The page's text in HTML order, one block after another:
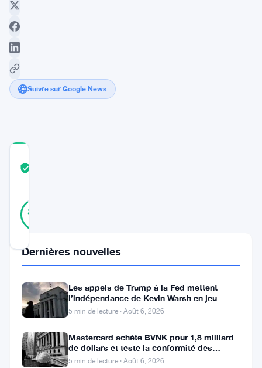
Suivre sur Google News
89
Un
aperçu
stratosphérique
ONDO
Dernières nouvelles
Les appels de Trump à la Fed mettent
l’indépendance de Kevin Warsh en jeu
5 min de lecture · Août 6, 2026
Mastercard achète BVNK pour 1,8 milliard
de dollars et teste la conformité des
stablecoins avec Borderless
5 min de lecture · Août 6, 2026